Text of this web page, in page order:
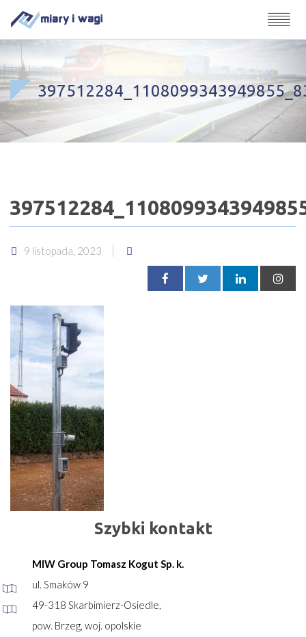
9 listopada, 2023
Szybki kontakt
MIW Group Tomasz Kogut Sp. k.
ul. Smaków 9
49-318 Skarbimierz-Osiedle,
pow. Brzeg, woj. opolskie